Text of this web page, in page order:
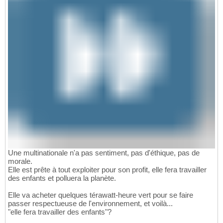
Une multinationale n'a pas sentiment, pas d'éthique, pas de
morale.
Elle est prête à tout exploiter pour son profit, elle fera travailler
des enfants et polluera la planète.
Elle va acheter quelques térawatt-heure vert pour se faire
passer respectueuse de l'environnement, et voilà...
"elle fera travailler des enfants"?